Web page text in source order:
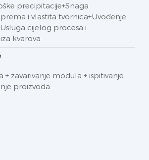
precipitacije+Snaga
i vlastita tvornica+Uvođenje
cijelog procesa i
kvarova
+ zavarivanje modula + ispitivanje
proizvoda